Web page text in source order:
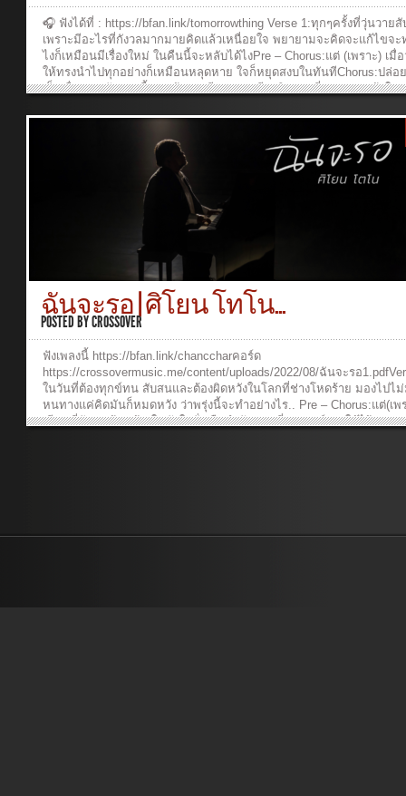
Luang-ngernMake up & Hair Stylist : Jatuporn
Production Crew: Baipor Ananya, Pomm Panya, Pop Rungroj, Beck
SaritaSpecial Thanks: Langsuan Maitrichit...
🎧 ฟังได้ที่ : https://bfan.link/tomorrowthing Verse 1:ทุกๆครั้งที่วุ่นวาย
เพราะมีอะไรที่กังวลมากมายคิดแล้วเหนื่อยใจ พยายามจะคิดจะแก้ไขจะ
ไงก็เหมือนมีเรื่องใหม่ ในคืนนี้จะหลับได้ไงPre – Chorus:แต่ (เพราะ) เมื่อ
ให้ทรงนำไปทุกอย่างก็เหมือนหลุดหาย ใจก็หยุดสงบในทันทีChorus:ปล่อ
เป็นเรื่องของวันพรุ่งนี้พระเจ้าทรงมีแผนการดีๆ เกินกว่าที่เราเองจะเข้าใจ
(อย่างไรพระองค์จะนำทาง)Verse 2: เหมือนทุ่งหญ้าที่เห็นมีดอกไม้ พระอ
ดูแลให้เติบโตขึ้นไปงดงามจับใจ ทรงรักเรามากมายซักแค่ไหนกังวลทำไม
พระเจ้ามีหนทาง ฝากความหวังและยอม
ไว้ใจ_______________________________Music
Ruangkit YongpiyakulLyric: Panya PakunpanyaMelody: Jearasak
KhvanvanArranger: Jearasak KhvanvanArtist: Theeraya
SongtangthamBackground Vocals: Jearasak Khvanvan, Tanyaporn
ngernAcoustic Guitar: Ruangkit YongpiyakulElectric Guitar: Ruangkit
YongpiyakulBass: Burin SupakarapongkulDrums: Jearasak
KhvanvanMixed and Mastering: Burin SupakarapongkulVideo
Production:Executive Producer: Ruangkit YongpiyakulProducer:
PakunpanyaDirector: Ruangkit YongpiyakulCamera 1: Tanyaporn
ngernCamera 2: Waranya PakunpanyaEditor/Colorist: Tanyaporn
Baipor Ananya, Pomm Panya, Pop Rungroj, Bim Titima, Beck Sarita
Special Thanks: Tae Taechin, Wiriyakitnukul’s...
ฉันจะรอ | ศิโยน โทโน...
POSTED BYCROSSOVER
ฟังเพลงนี้ https://bfan.link/chanccharคอร์ด
https://crossovermusic.me/content/uploads/2022/08/ฉันจะรอ
ในวันที่ต้องทุกข์ทน สับสนและต้องผิดหวังในโลกที่ช่างโหดร้าย มองไปไ
หนทางแค่คิดมันก็หมดหวัง ว่าพรุ่งนี้จะทำอย่างไร.. Pre – Chorus:แต่(เพ
เสียง ที่ดัง สะท้อนข้างในหัวใจนั่นคือคำสัญญา ที่พระองค์ทรงให้ไว้
ฉันจะรอ_____________________________________ Producer: เรือ